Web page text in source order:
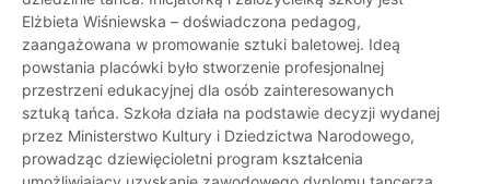
Elżbieta Wiśniewska – doświadczona pedagog,
zaangażowana w promowanie sztuki baletowej. Ideą
powstania placówki było stworzenie profesjonalnej
przestrzeni edukacyjnej dla osób zainteresowanych
sztuką tańca. Szkoła działa na podstawie decyzji wydanej
przez Ministerstwo Kultury i Dziedzictwa Narodowego,
prowadząc dziewięcioletni program kształcenia